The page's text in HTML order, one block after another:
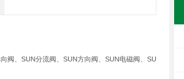
阀、SUN分流阀、SUN方向阀、SUN电磁阀、SU